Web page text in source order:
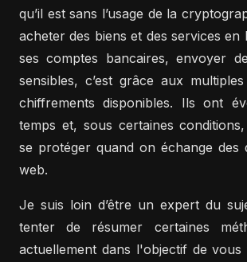
qu’il est sans l’usage de la
acheter des biens et des services en
ses comptes bancaires, envoyer
sensibles, c’est grâce aux
chiffrements disponibles. Ils ont
temps et, sous certaines
se protéger quand on échange des
web.
Je suis loin d’être un expert du
tenter de résumer certaines
actuellement dans l'objectif de